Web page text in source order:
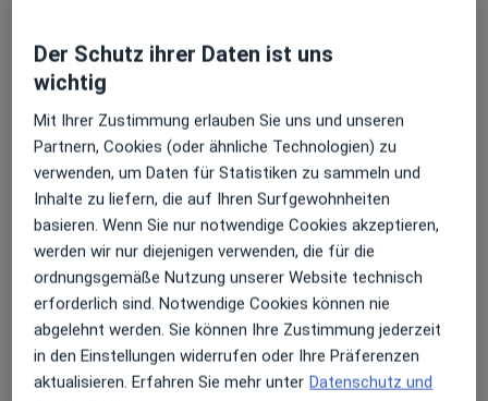
Durch die vielen Jahre meiner Tätigkeit als
Heilpraktikerin und meinen unzähligen, stets
aktualisierten Fachfortbildungen, verbinde ich
indische Traditionsmedizin mit westlichen
Naturheilverfahren (Enzymtherapie,
Orthomolekularmedizin), sowie Homöopathie und
Akupunktur.
Auf jameda können Sie sich einen ersten Eindruck von
meinem Behandlungsangebot verschaffen. Ich würde
mich sehr freuen, Sie schon bald auch persönlich in
meiner Heilpraxis in Potsdam begrüßen zu dürfen
oder Sie per Videosprechstunde kennenzulernen.
innere Heilung von Menschen fördern.
Meine Behandlungs­schwerpunkte
Geboren in Deutschland führte mich mein Weg über
ein Studium zu den Pferden und später zur
Naturheilkunde. Durch mein großes Verständnis für
westliche und asiatische Kulturen und ihre
gesellschaftlichen Probleme ist es mir möglich, durch
meine Erfahrung und gelebte Erkenntnis, die innere
Heilung von Menschen zu fördern.
Meine Spezialisierung
Mein weiteres Leistungs­spektrum
Der Schutz ihrer Daten ist uns
wichtig
Mit Ihrer Zustimmung erlauben Sie uns und unseren
Partnern, Cookies (oder ähnliche Technologien) zu
verwenden, um Daten für Statistiken zu sammeln und
Inhalte zu liefern, die auf Ihren Surfgewohnheiten
basieren. Wenn Sie nur notwendige Cookies akzeptieren,
werden wir nur diejenigen verwenden, die für die
ordnungsgemäße Nutzung unserer Website technisch
erforderlich sind. Notwendige Cookies können nie
abgelehnt werden. Sie können Ihre Zustimmung jederzeit
in den Einstellungen widerrufen oder Ihre Präferenzen
aktualisieren. Erfahren Sie mehr unter Datenschutz und